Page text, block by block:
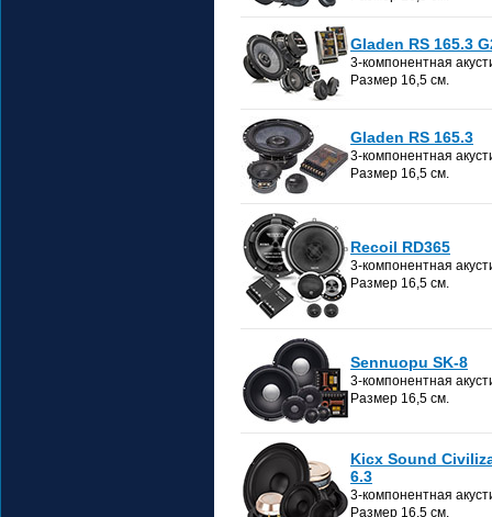
Gladen RS 165.3
3-компонентная
Размер 16,5 см.
Gladen RS 165.3
3-компонентная
Размер 16,5 см.
Recoil RD365
3-компонентная
Размер 16,5 см.
Sennuopu SK-8
3-компонентная
Размер 16,5 см.
Kicx Sound
6.3
3-компонентная
Размер 16,5 см.